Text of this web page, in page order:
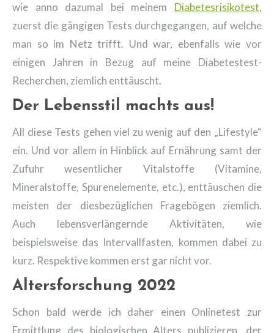
wie anno dazumal bei meinem Diabetesrisikotest,
zuerst die gängigen Tests durchgegangen, auf welche
man so im Netz trifft. Und war, ebenfalls wie vor
einigen Jahren in Bezug auf meine Diabetestest-
Recherchen, ziemlich enttäuscht.
Der Lebensstil machts aus!
All diese Tests gehen viel zu wenig auf den „Lifestyle“
ein. Und vor allem in Hinblick auf Ernährung samt der
Zufuhr wesentlicher Vitalstoffe (Vitamine,
Mineralstoffe, Spurenelemente, etc.), enttäuschen die
meisten der diesbezüglichen Fragebögen ziemlich.
Auch lebensverlängernde Aktivitäten, wie
beispielsweise das Intervallfasten, kommen dabei zu
kurz. Respektive kommen erst gar nicht vor.
Altersforschung 2022
Schon bald werde ich daher einen Onlinetest zur
Ermittlung des biologischen Alters publizieren, der